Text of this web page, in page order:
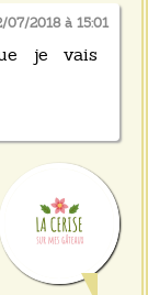
07/2018 à 15:01
je vais